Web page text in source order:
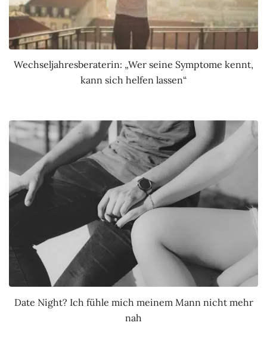
Wechseljahresberaterin: „Wer seine Symptome kennt,
kann sich helfen lassen“
Date Night? Ich fühle mich meinem Mann nicht mehr
nah